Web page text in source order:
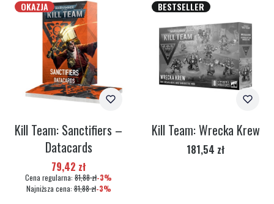
OKAZJA
Kill Team: Sanctifiers –
Datacards
Cena promocyjna
79,42 zł
Cena regularna: 81,88 zł-3%
Najniższa cena: 81,88 zł-3%
BESTSELLER
Kill Team: Wrecka Krew
Cena
181,54 zł